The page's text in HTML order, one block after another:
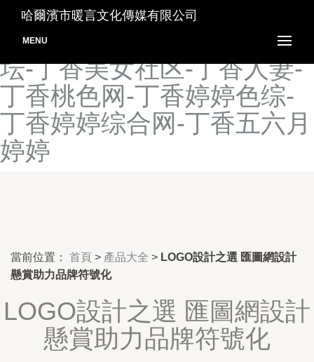
丁香花在线视频-丁香九月
婷-丁香六月激情网-丁香论
坛-丁香美女社区-丁香人妻-
丁香桃色网-丁香婷婷色综-
丁香婷婷综合网-丁香五六月
婷婷
哈爾濱市暖言文化傳媒有限公司
MENU
當前位置： 首頁 > 產品大全 > LOGO設計之選 匯圖網設計
懸賞助力品牌符號化
LOGO設計之選 匯圖網設計
懸賞助力品牌符號化